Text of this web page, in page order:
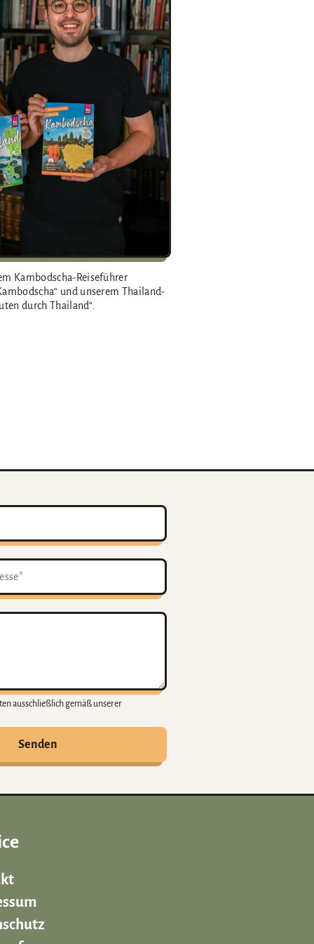
Kambodscha-Reiseführer
und unserem Thailand-
durch Thailand“.
ausschließlich gemäß unserer
Senden